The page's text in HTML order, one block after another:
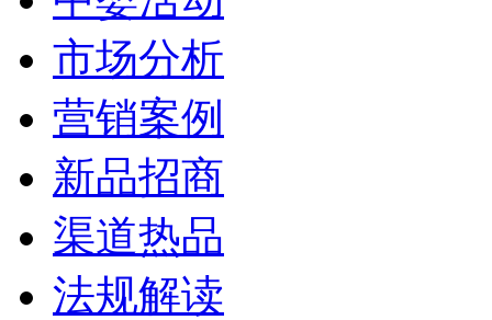
市场分析
营销案例
新品招商
渠道热品
法规解读